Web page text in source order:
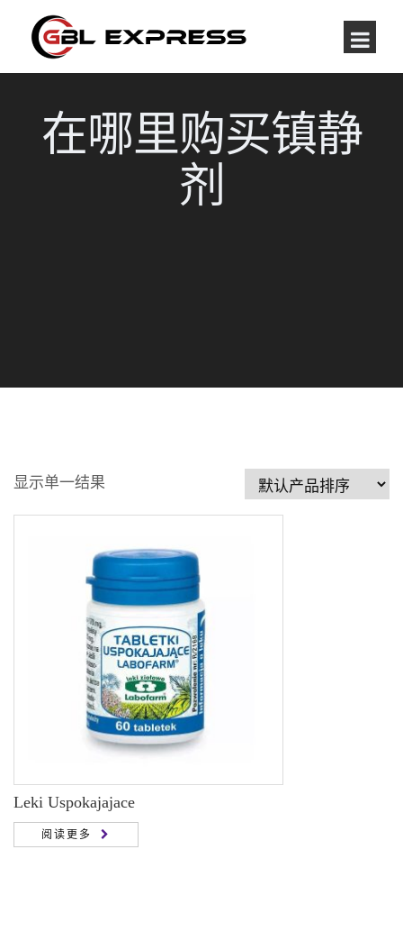
在哪里购买镇静
剂
显示单一结果
Leki Uspokajajace
阅读更多